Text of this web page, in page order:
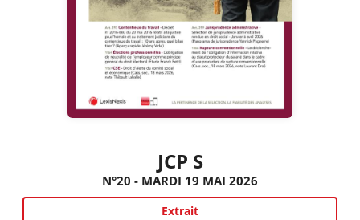
JCP S
N°20 - MARDI 19 MAI 2026
Extrait